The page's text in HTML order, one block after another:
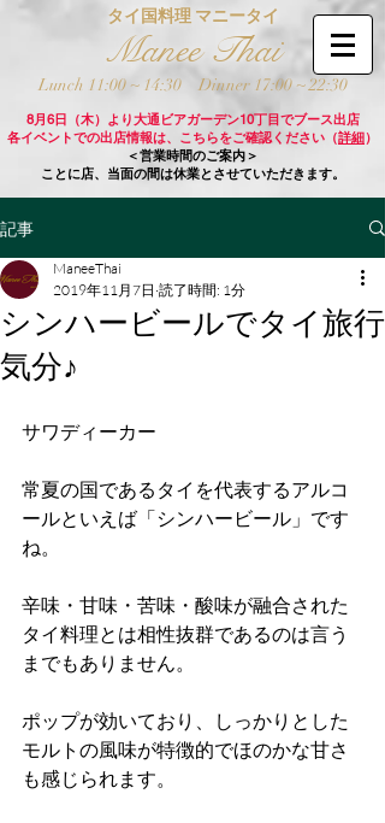
タイ国料理 マニータイ
Manee Thai
Lunch 11:00 ~ 14:30 Dinner 17:00 ~ 22:30
8月6日（木）より大通ビアガーデン10丁目でブース出店
各イベントでの出店情報は、こちらをご確認ください（詳細）
＜営業時間のご案内＞
ことに店、当面の間は休業とさせていただきます。
記事
シンハービールでタイ旅行
気分♪
ManeeThai
2019年11月7日 読了時間: 1分
サワディーカー
常夏の国であるタイを代表するアルコ
ールといえば「シンハービール」です
ね。
辛味・甘味・苦味・酸味が融合された
タイ料理とは相性抜群であるのは言う
までもありません。
ポップが効いており、しっかりとした
モルトの風味が特徴的でほのかな甘さ
も感じられます。